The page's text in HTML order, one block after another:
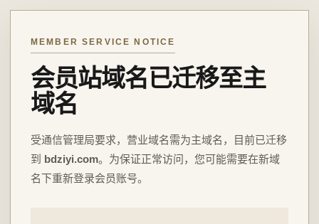
MEMBER SERVICE NOTICE
会员站域名已迁移至主
域名
受通信管理局要求，营业域名需为主域名，目前已迁移
到 bdziyi.com。为保证正常访问，您可能需要在新域
名下重新登录会员账号。